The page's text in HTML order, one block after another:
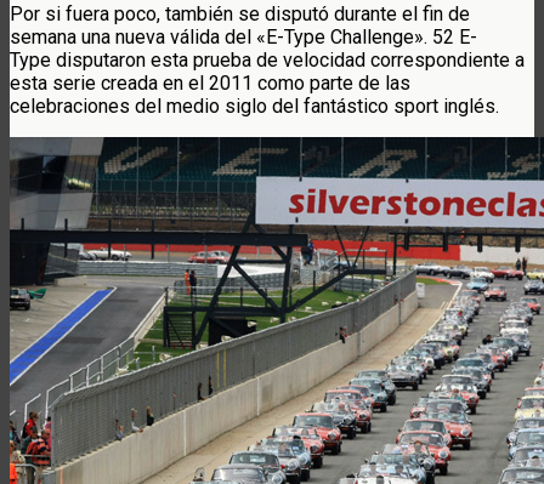
Por si fuera poco, también se disputó durante el fin de
semana una nueva válida del «E-Type Challenge». 52 E-
Type disputaron esta prueba de velocidad correspondiente a
esta serie creada en el 2011 como parte de las
celebraciones del medio siglo del fantástico sport inglés.